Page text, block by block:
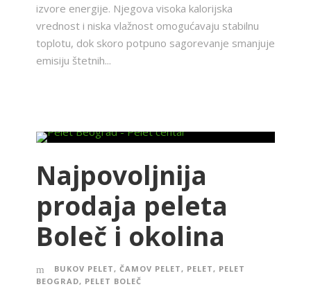
izvore energije. Njegova visoka kalorijska
vrednost i niska vlažnost omogućavaju stabilnu
toplotu, dok skoro potpuno sagorevanje smanjuje
emisiju štetnih...
Najpovoljnija
prodaja peleta
Boleč i okolina
BUKOV PELET, ČAMOV PELET, PELET, PELET
BEOGRAD, PELET BOLEČ